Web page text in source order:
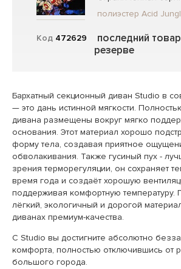
Код 472629
полиэстер Acid
последний
резерве
Бархатный секционный диван Studio в
— это дань истинной мягкости.
дивана размещены вокруг мягко
основания. Этот материал хорошо
форму тела, создавая приятное
обволакивания. Также гусиный пух -
зрения терморегуляции, он сохраняет
время года и создаёт хорошую
поддерживая комфортную температуру.
лёгкий, экологичный и дорогой
диванах премиум-качества.
С Studio вы достигните абсолютно
комфорта, полностью отключившись от
большого города.